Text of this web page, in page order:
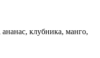
клубника, манго,